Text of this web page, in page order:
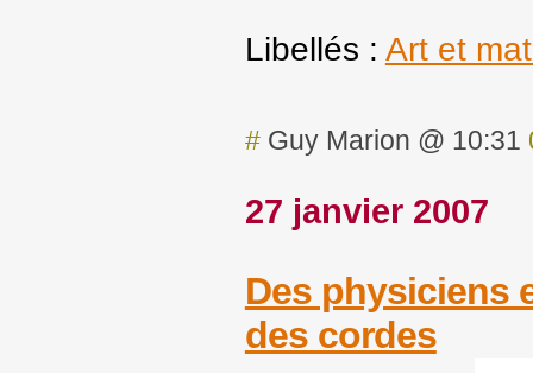
Libellés : Art et
#Guy Marion @ 10:31
27 janvier 2007
Des physiciens
des cordes